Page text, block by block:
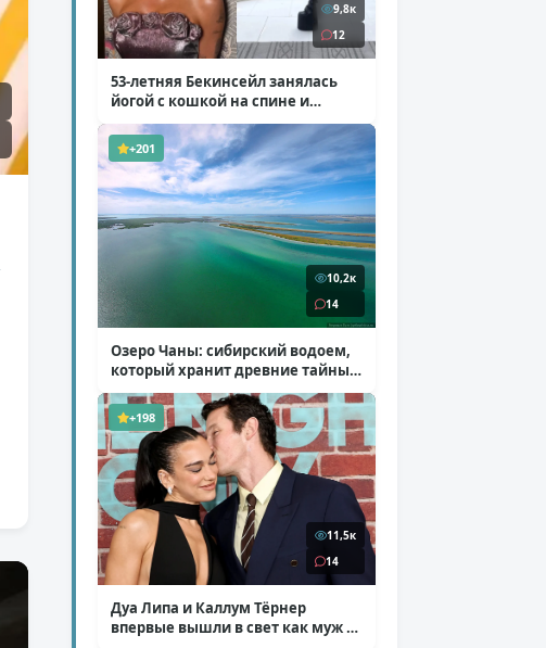
9,8к
12
53-летняя Бекинсейл занялась
йогой с кошкой на спине и
ботинках на платформе( 7 фото )
+201
10,2к
14
Озеро Чаны: сибирский водоем,
который хранит древние тайны
( 12 фото )
+198
11,5к
14
Дуа Липа и Каллум Тёрнер
впервые вышли в свет как муж и